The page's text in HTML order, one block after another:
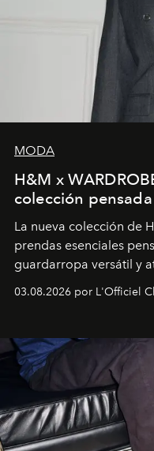
MODA
H&M x
colección
La nueva colección de
prendas esenciales
guardarropa versátil y
la asesora creativa y
y la filosofía detrás de
03.08.2026 por L'Officiel